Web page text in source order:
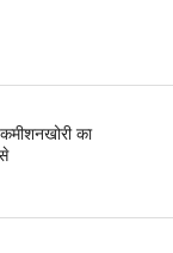
का